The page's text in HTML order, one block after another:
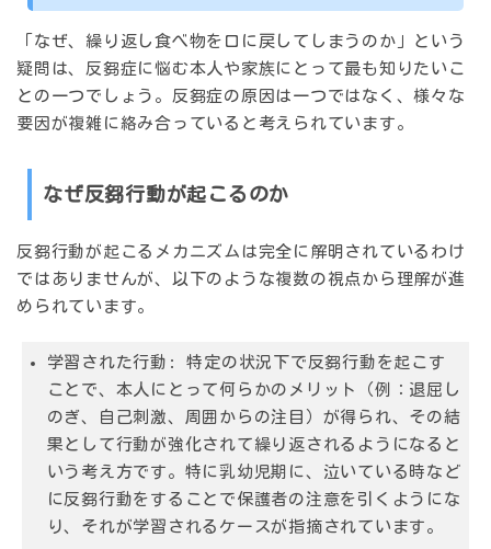
「なぜ、繰り返し食べ物を口に戻してしまうのか」という
疑問は、反芻症に悩む本人や家族にとって最も知りたいこ
との一つでしょう。反芻症の原因は一つではなく、様々な
要因が複雑に絡み合っている と考えられています。
なぜ反芻行動が起こるのか
反芻行動が起こるメカニズムは完全に解明されているわけ
ではありませんが、以下のような複数の視点から理解が進
められています。
学習された行動 : 特定の状況下で反芻行動を起こす
ことで、本人にとって何らかのメリット（例：退屈し
のぎ、自己刺激、周囲からの注目）が得られ、その結
果として行動が強化されて繰り返されるようになると
いう考え方です。特に乳幼児期に、泣いている時など
に反芻行動をすることで保護者の注意を引くようにな
り、それが学習されるケースが指摘されています。